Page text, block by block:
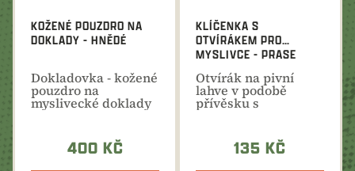
KOŽENÉ POUZDRO NA
DOKLADY - HNĚDÉ
Dokladovka - kožené
pouzdro na
myslivecké doklady
s různými motivy
400 KČ
KLÍČENKA S
OTVÍRÁKEM PRO
MYSLIVCE - PRASE
Otvírák na pivní
lahve v podobě
přívěsku s
mysliveckým
divočáka135 KČ